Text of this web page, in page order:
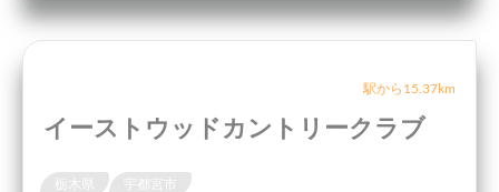
駅から15.37km
イーストウッドカントリークラブ
宇都宮市